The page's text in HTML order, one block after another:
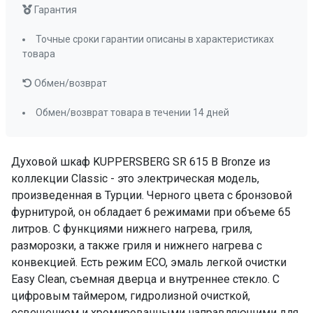
Класс энергопотребления
A
нет ( опция )
Очистка духовки
гидролизная
Количество стекол дверцы
3
Освещение
да
Направляющие для противней
хромированные,
съемные
Решетка для гриля
да
Стандартный противень
да
Глубокий противень
да
Духовой шкаф KUPPERSBERG SR 615 B Bronze из
коллекции Classic - это электрическая модель,
произведенная в Турции. Черного цвета с бронзовой
фурнитурой, он обладает 6 режимами при объеме 65
литров. С функциями нижнего нагрева, гриля,
разморозки, а также гриля и нижнего нагрева с
конвекцией. Есть режим ECO, эмаль легкой очистки
Easy Clean, съемная дверца и внутреннее стекло. С
цифровым таймером, гидролизной очисткой,
Гарантия
Точные сроки гарантии описаны в характеристиках
товара
Обмен/возврат
Обмен/возврат товара в течении 14 дней